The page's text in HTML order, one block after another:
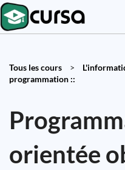
Tous les cours >
programmation ::
orientée